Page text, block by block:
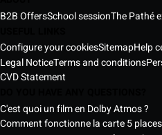
B2B OffersSchool sessionThe Pathé
Configure your cookiesSitemapHelp
Legal NoticeTerms and conditions
CVD Statement
C'est quoi un film en Dolby Atmos ?
Comment fonctionne la carte 5